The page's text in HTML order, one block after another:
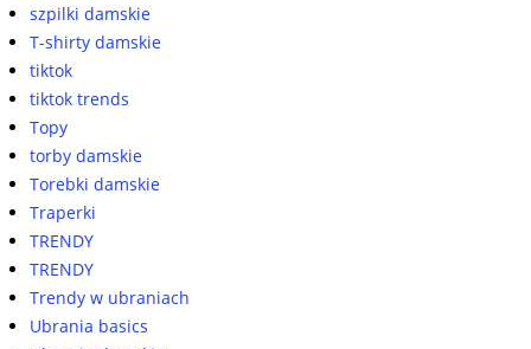
szpilki damskie
T-shirty damskie
tiktok
tiktok trends
Topy
torby damskie
Torebki damskie
Traperki
TRENDY
TRENDY
Trendy w ubraniach
Ubrania basics